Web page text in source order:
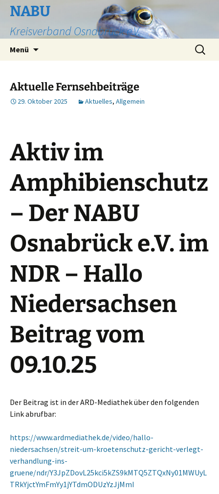
Zum
Inhalt
springen
NABU
Kreisverband Osnabrück e.V.
Menü
Suchen
nach:
Aktuelle Fernsehbeiträge
29. Oktober 2025 Aktuelles, Allgemein
Aktiv im
Amphibienschutz
– Der NABU
Osnabrück e.V. im
NDR – Hallo
Niedersachsen
Beitrag vom
09.10.25
Der Beitrag ist in der ARD-Mediathek über den folgenden
Link abrufbar:
https://www.ardmediathek.de/video/hallo-
niedersachsen/streit-um-kroetenschutz-gericht-verlegt-
verhandlung-ins-
gruene/ndr/Y3JpZDovL25kci5kZS9kMTQ5ZTQxNy01MWUyL
TRkYjctYmFmYy1jYTdmODUzYzJjMmI